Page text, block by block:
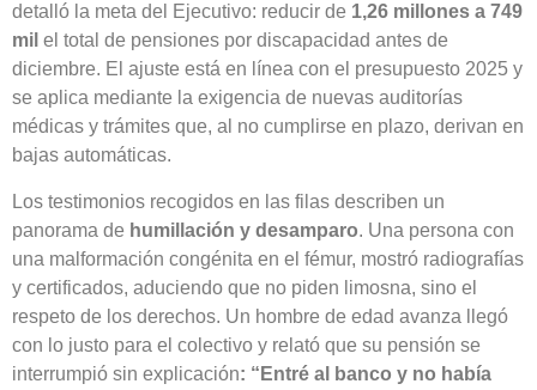
detalló la meta del Ejecutivo: reducir de 1,26 millones a 749
mil el total de pensiones por discapacidad antes de
diciembre. El ajuste está en línea con el presupuesto 2025 y
se aplica mediante la exigencia de nuevas auditorías
médicas y trámites que, al no cumplirse en plazo, derivan en
bajas automáticas.
Los testimonios recogidos en las filas describen un
panorama de humillación y desamparo. Una persona con
una malformación congénita en el fémur, mostró radiografías
y certificados, aduciendo que no piden limosna, sino el
respeto de los derechos. Un hombre de edad avanza llegó
con lo justo para el colectivo y relató que su pensión se
interrumpió sin explicación: “Entré al banco y no había